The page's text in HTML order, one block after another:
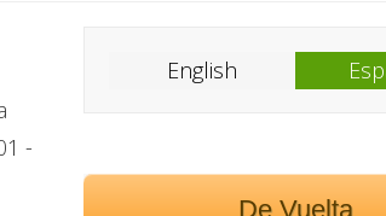
-
English
De Vuelta